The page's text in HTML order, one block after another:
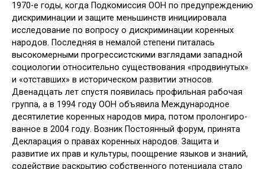
1970-е годы, когда Подкомиссия ООН по предупреждению
дискриминации и защите меньшинств иниции­ровала
исследование по вопросу о дискриминации коренных
наро­дов. Последняя в немалой степени питалась
высокомерными прогрессистскими взглядами западной
со­циологии относительно существо­вания «продвинутых»
и «отставших» в историческом развитии этносов.
Двенадцать лет спустя появи­лась профильная рабочая
группа, а в 1994 году ООН объявила Между­народное
десятилетие коренных народов мира, потом пролонгиро­
ванное в 2004 году. Возник Посто­янный форум, принята
Декларация о правах коренных народов. Защита и
развитие их прав и культуры, по­ощрение языков и знаний,
содей­ствие раскрытию собственного по­тенциала стало